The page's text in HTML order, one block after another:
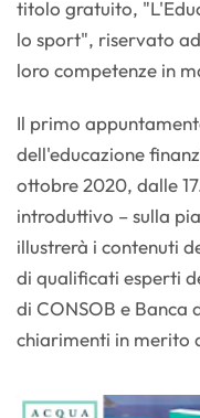
titolo gratuito,
lo sport", riservato
loro competenze in
Il primo
dell'educazione
ottobre 2020, dalle
introduttivo – sulla
illustrerà i contenuti
di qualificati esperti
di CONSOB e Banca
chiarimenti in merito